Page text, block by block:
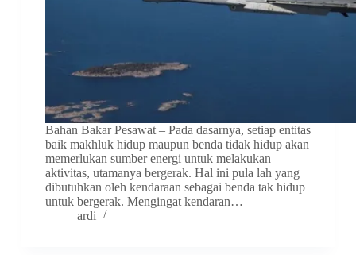
Bahan Bakar Pesawat – Pada dasarnya, setiap entitas
baik makhluk hidup maupun benda tidak hidup akan
memerlukan sumber energi untuk melakukan
aktivitas, utamanya bergerak. Hal ini pula lah yang
dibutuhkan oleh kendaraan sebagai benda tak hidup
untuk bergerak. Mengingat kendaran…
ardi